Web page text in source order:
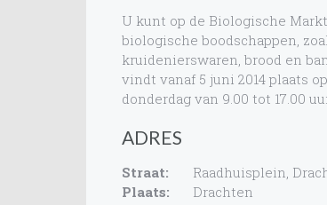
U kunt op de Biologische
biologische boodschappen,
kruidenierswaren, brood en
vindt vanaf 5 juni 2014 plaats
donderdag van 9.00 tot 17.00
ADRES
Straat:
Raadhuisplein,
Plaats:
Drachten